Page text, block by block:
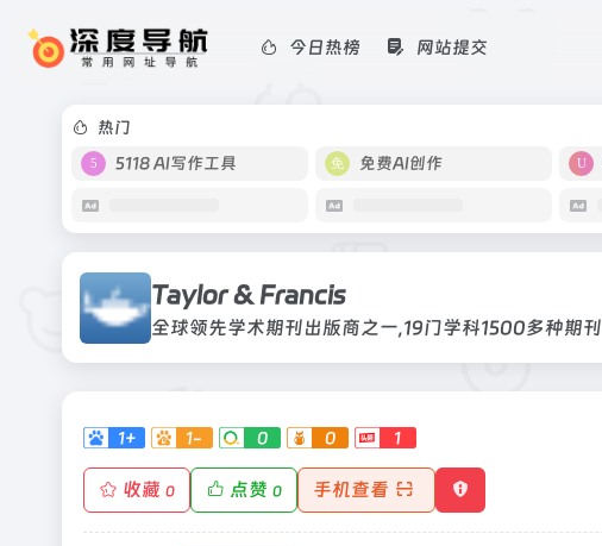
今日热榜 网站提交
热门
5118 AI写作工具
免费AI创作
Taylor & Francis
全球领先学术期刊出版商之一,19门学科1500多种期刊
1+ 1- 0 0 1
收藏 0 点赞 0 手机查看